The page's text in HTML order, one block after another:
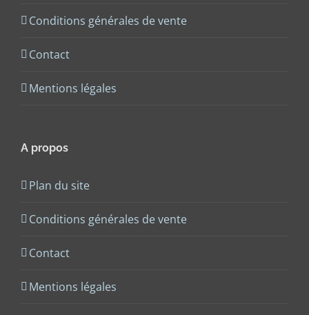
Conditions générales de vente
Contact
Mentions légales
A propos
Plan du site
Conditions générales de vente
Contact
Mentions légales